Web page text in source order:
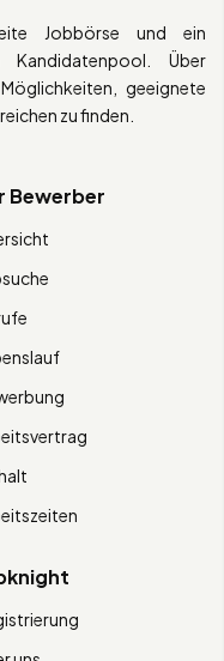
Jobbörse und ein
Über
geeignete
zu finden.
Bewerber